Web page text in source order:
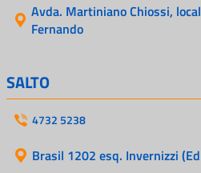
Avda. Martiniano Chiossi,
Fernando
SALTO
4732 5238
Brasil 1202 esq. Invernizzi